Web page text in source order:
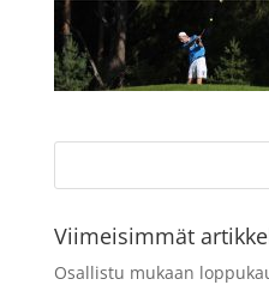
Viimeisimmät
Osallistu mukaan